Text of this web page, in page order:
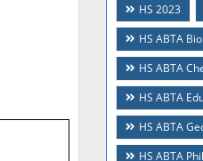
HS 2023
HS ABTA
HS ABTA
HS ABTA
HS ABTA
HS ABTA